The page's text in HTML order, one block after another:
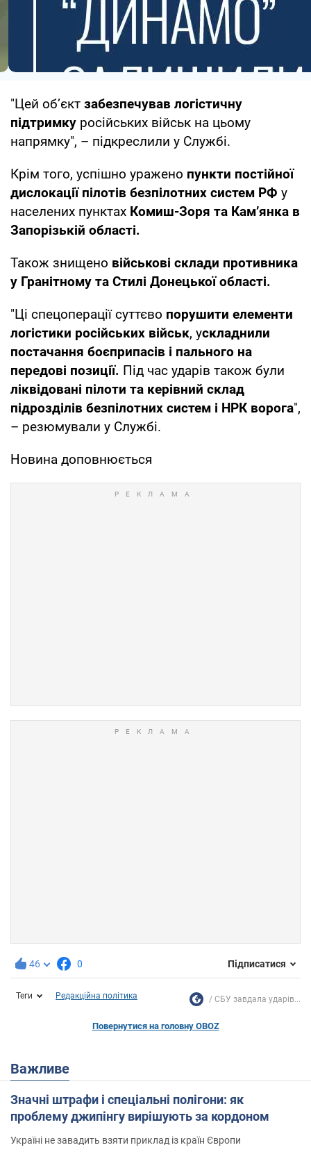
"Цей об’єкт забезпечував логістичну
підтримку російських військ на цьому
напрямку", – підкреслили у Службі.
Крім того, успішно уражено пункти постійної
дислокації пілотів безпілотних систем РФ у
населених пунктах Комиш-Зоря та Кам’янка в
Запорізькій області.
Також знищено військові склади противника
у Гранітному та Стилі Донецької області.
"Ці спецоперації суттєво порушити елементи
логістики російських військ, ускладнили
постачання боєприпасів і пального на
передові позиції. Під час ударів також були
ліквідовані пілоти та керівний склад
підрозділів безпілотних систем і НРК ворога",
– резюмували у Службі.
Новина доповнюється
46 0 Підписатися
Теги Редакційна політика СБУ завдала ударів...
Повернутися на головну OBOZ
Важливе
Значні штрафи і спеціальні полігони: як
проблему джипінгу вирішують за кордоном
Україні не завадить взяти приклад із країн Європи